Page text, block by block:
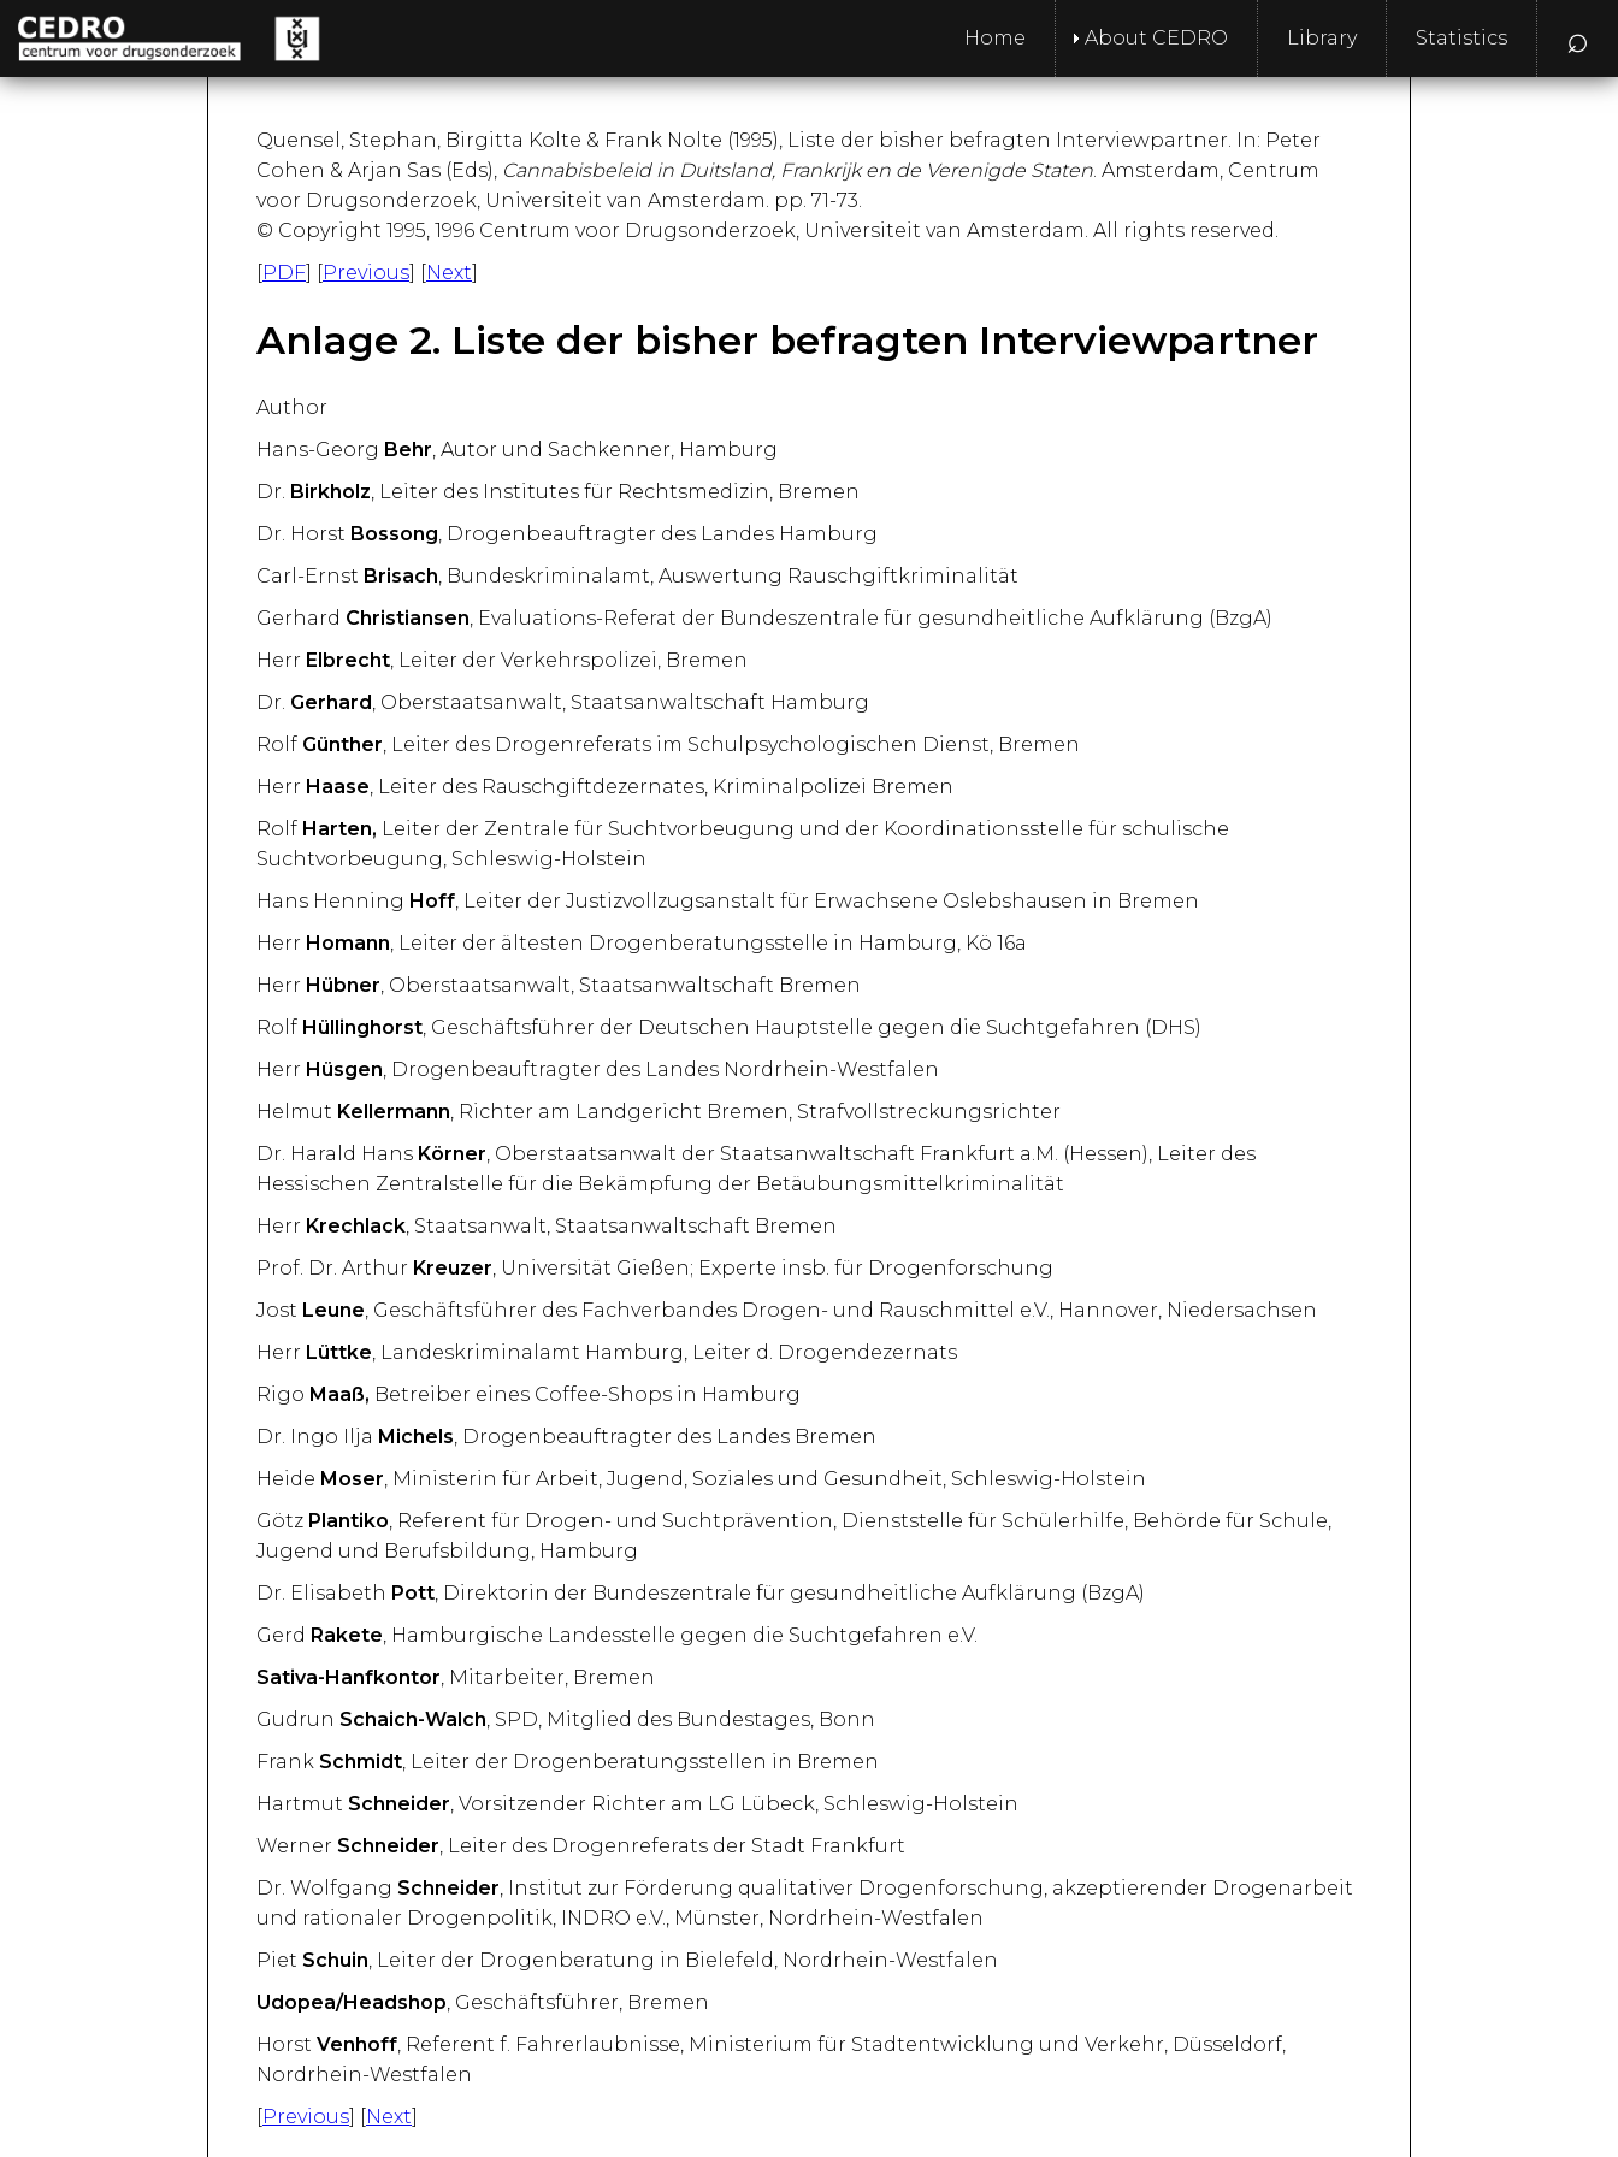
Home About CEDRO Library Statistics ⌕
Quensel, Stephan, Birgitta Kolte & Frank Nolte (1995), Liste der bisher befragten Interviewpartner. In: Peter
Cohen & Arjan Sas (Eds), Cannabisbeleid in Duitsland, Frankrijk en de Verenigde Staten. Amsterdam, Centrum
voor Drugsonderzoek, Universiteit van Amsterdam. pp. 71-73.
© Copyright 1995, 1996 Centrum voor Drugsonderzoek, Universiteit van Amsterdam. All rights reserved.
[PDF] [Previous] [Next]
Anlage 2. Liste der bisher befragten Interviewpartner
Author
Hans-Georg Behr, Autor und Sachkenner, Hamburg
Dr. Birkholz, Leiter des Institutes für Rechtsmedizin, Bremen
Dr. Horst Bossong, Drogenbeauftragter des Landes Hamburg
Carl-Ernst Brisach, Bundeskriminalamt, Auswertung Rauschgiftkriminalität
Gerhard Christiansen, Evaluations-Referat der Bundeszentrale für gesundheitliche Aufklärung (BzgA)
Herr Elbrecht, Leiter der Verkehrspolizei, Bremen
Dr. Gerhard, Oberstaatsanwalt, Staatsanwaltschaft Hamburg
Rolf Günther, Leiter des Drogenreferats im Schulpsychologischen Dienst, Bremen
Herr Haase, Leiter des Rauschgiftdezernates, Kriminalpolizei Bremen
Rolf Harten, Leiter der Zentrale für Suchtvorbeugung und der Koordinationsstelle für schulische
Suchtvorbeugung, Schleswig-Holstein
Hans Henning Hoff, Leiter der Justizvollzugsanstalt für Erwachsene Oslebshausen in Bremen
Herr Homann, Leiter der ältesten Drogenberatungsstelle in Hamburg, Kö 16a
Herr Hübner, Oberstaatsanwalt, Staatsanwaltschaft Bremen
Rolf Hüllinghorst, Geschäftsführer der Deutschen Hauptstelle gegen die Suchtgefahren (DHS)
Herr Hüsgen, Drogenbeauftragter des Landes Nordrhein-Westfalen
Helmut Kellermann, Richter am Landgericht Bremen, Strafvollstreckungsrichter
Dr. Harald Hans Körner, Oberstaatsanwalt der Staatsanwaltschaft Frankfurt a.M. (Hessen), Leiter des
Hessischen Zentralstelle für die Bekämpfung der Betäubungsmittelkriminalität
Herr Krechlack, Staatsanwalt, Staatsanwaltschaft Bremen
Prof. Dr. Arthur Kreuzer, Universität Gießen; Experte insb. für Drogenforschung
Jost Leune, Geschäftsführer des Fachverbandes Drogen- und Rauschmittel e.V., Hannover, Niedersachsen
Herr Lüttke, Landeskriminalamt Hamburg, Leiter d. Drogendezernats
Rigo Maaß, Betreiber eines Coffee-Shops in Hamburg
Dr. Ingo Ilja Michels, Drogenbeauftragter des Landes Bremen
Heide Moser, Ministerin für Arbeit, Jugend, Soziales und Gesundheit, Schleswig-Holstein
Götz Plantiko, Referent für Drogen- und Suchtprävention, Dienststelle für Schülerhilfe, Behörde für Schule,
Jugend und Berufsbildung, Hamburg
Dr. Elisabeth Pott, Direktorin der Bundeszentrale für gesundheitliche Aufklärung (BzgA)
Gerd Rakete, Hamburgische Landesstelle gegen die Suchtgefahren e.V.
Sativa-Hanfkontor, Mitarbeiter, Bremen
Gudrun Schaich-Walch, SPD, Mitglied des Bundestages, Bonn
Frank Schmidt, Leiter der Drogenberatungsstellen in Bremen
Hartmut Schneider, Vorsitzender Richter am LG Lübeck, Schleswig-Holstein
Werner Schneider, Leiter des Drogenreferats der Stadt Frankfurt
Dr. Wolfgang Schneider, Institut zur Förderung qualitativer Drogenforschung, akzeptierender Drogenarbeit
und rationaler Drogenpolitik, INDRO e.V., Münster, Nordrhein-Westfalen
Piet Schuin, Leiter der Drogenberatung in Bielefeld, Nordrhein-Westfalen
Udopea/Headshop, Geschäftsführer, Bremen
Horst Venhoff, Referent f. Fahrerlaubnisse, Ministerium für Stadtentwicklung und Verkehr, Düsseldorf,
Nordrhein-Westfalen
[Previous] [Next]